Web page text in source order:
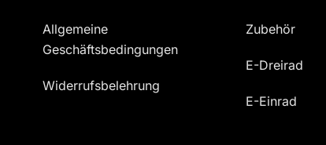
Allgemeine
Geschäftsbedingungen
Widerrufsbelehrung
Zubehör
E-Dreirad
E-Einrad